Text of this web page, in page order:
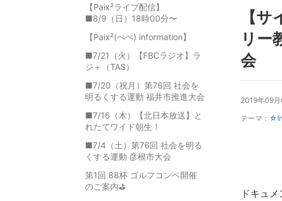
【
リー
会
2019年09
テーマ：
ドキュ
【Paix²ライブ配信】
■8/9（日）18時00分〜
【Paix²(ぺぺ) information】
■7/21（火）【FBCラジオ】ラ
ジ＋（TAS）
■7/20（祝月）第76回 社会を
明るくする運動 福井市推進大会
■7/16（木）【北日本放送】と
れたてワイド朝生！
■7/4（土）第76回 社会を明る
くする運動 彦根市大会
第1回 88杯 ゴルフコンペ開催
のご案内⛳️